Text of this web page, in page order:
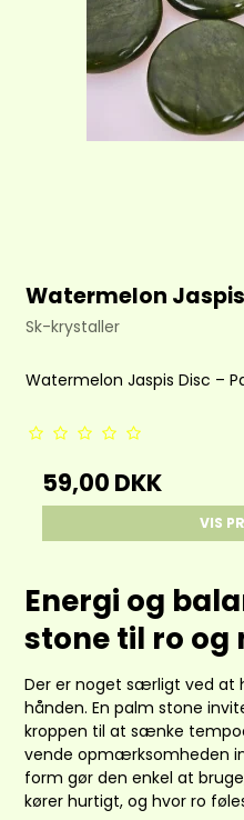
Watermelon
Sk-krystaller
Watermelon Jaspis Disc –
59,00 DKK
VIS
Energi og
stone til ro
Der er noget særligt ved at
hånden. En palm stone
kroppen til at sænke
vende opmærksomheden
form gør den enkel at
kører hurtigt, og hvor ro